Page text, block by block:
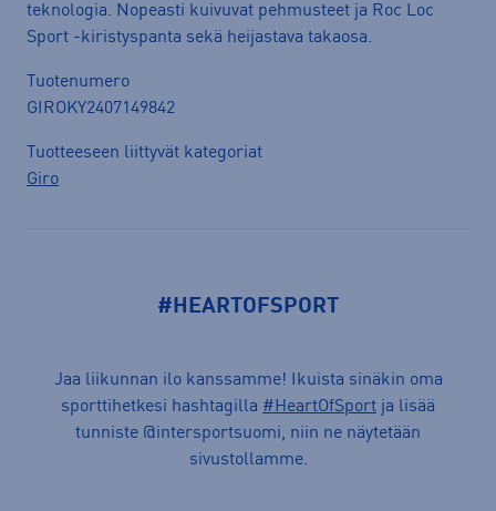
teknologia. Nopeasti kuivuvat pehmusteet ja Roc Loc
Sport -kiristyspanta sekä heijastava takaosa.
Tuotenumero
GIROKY2407149842
Tuotteeseen liittyvät kategoriat
Giro
#HEARTOFSPORT
Jaa liikunnan ilo kanssamme! Ikuista sinäkin oma
sporttihetkesi hashtagilla #HeartOfSport ja lisää
tunniste @intersportsuomi, niin ne näytetään
sivustollamme.